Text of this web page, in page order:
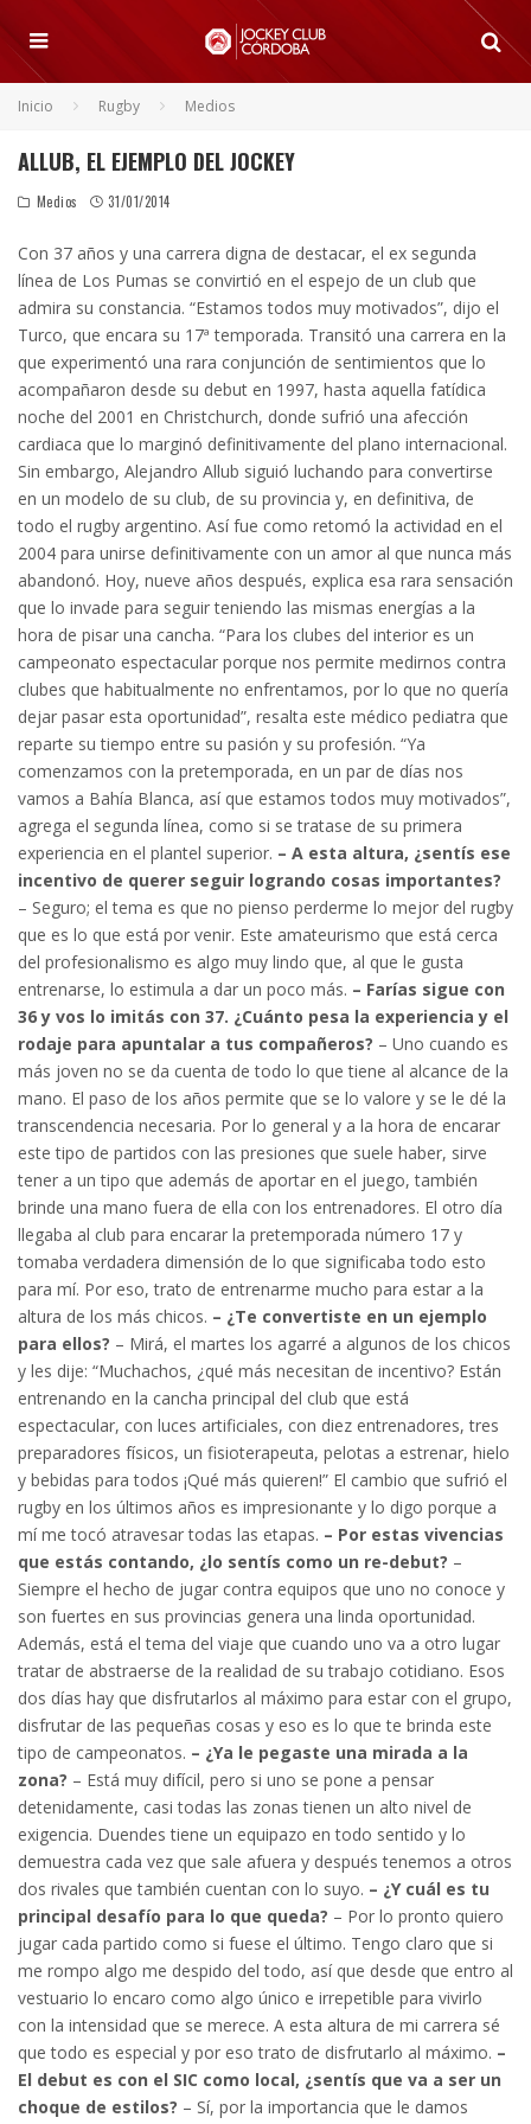
Inicio Rugby Medios
ALLUB, EL EJEMPLO DEL JOCKEY
Medios 31/01/2014
Con 37 años y una carrera digna de destacar, el ex segunda
línea de Los Pumas se convirtió en el espejo de un club que
admira su constancia. “Estamos todos muy motivados”, dijo el
Turco, que encara su 17ª temporada. Transitó una carrera en la
que experimentó una rara conjunción de sentimientos que lo
acompañaron desde su debut en 1997, hasta aquella fatídica
noche del 2001 en Christchurch, donde sufrió una afección
cardiaca que lo marginó definitivamente del plano internacional.
Sin embargo, Alejandro Allub siguió luchando para convertirse
en un modelo de su club, de su provincia y, en definitiva, de
todo el rugby argentino. Así fue como retomó la actividad en el
2004 para unirse definitivamente con un amor al que nunca más
abandonó. Hoy, nueve años después, explica esa rara sensación
que lo invade para seguir teniendo las mismas energías a la
hora de pisar una cancha. “Para los clubes del interior es un
campeonato espectacular porque nos permite medirnos contra
clubes que habitualmente no enfrentamos, por lo que no quería
dejar pasar esta oportunidad”, resalta este médico pediatra que
reparte su tiempo entre su pasión y su profesión. “Ya
comenzamos con la pretemporada, en un par de días nos
vamos a Bahía Blanca, así que estamos todos muy motivados”,
agrega el segunda línea, como si se tratase de su primera
experiencia en el plantel superior. – A esta altura, ¿sentís ese
incentivo de querer seguir logrando cosas importantes?
– Seguro; el tema es que no pienso perderme lo mejor del rugby
que es lo que está por venir. Este amateurismo que está cerca
del profesionalismo es algo muy lindo que, al que le gusta
entrenarse, lo estimula a dar un poco más. – Farías sigue con
36 y vos lo imitás con 37. ¿Cuánto pesa la experiencia y el
rodaje para apuntalar a tus compañeros? – Uno cuando es
más joven no se da cuenta de todo lo que tiene al alcance de la
mano. El paso de los años permite que se lo valore y se le dé la
transcendencia necesaria. Por lo general y a la hora de encarar
este tipo de partidos con las presiones que suele haber, sirve
tener a un tipo que además de aportar en el juego, también
brinde una mano fuera de ella con los entrenadores. El otro día
llegaba al club para encarar la pretemporada número 17 y
tomaba verdadera dimensión de lo que significaba todo esto
para mí. Por eso, trato de entrenarme mucho para estar a la
altura de los más chicos. – ¿Te convertiste en un ejemplo
para ellos? – Mirá, el martes los agarré a algunos de los chicos
y les dije: “Muchachos, ¿qué más necesitan de incentivo? Están
entrenando en la cancha principal del club que está
espectacular, con luces artificiales, con diez entrenadores, tres
preparadores físicos, un fisioterapeuta, pelotas a estrenar, hielo
y bebidas para todos ¡Qué más quieren!” El cambio que sufrió el
rugby en los últimos años es impresionante y lo digo porque a
mí me tocó atravesar todas las etapas. – Por estas vivencias
que estás contando, ¿lo sentís como un re-debut? –
Siempre el hecho de jugar contra equipos que uno no conoce y
son fuertes en sus provincias genera una linda oportunidad.
Además, está el tema del viaje que cuando uno va a otro lugar
tratar de abstraerse de la realidad de su trabajo cotidiano. Esos
dos días hay que disfrutarlos al máximo para estar con el grupo,
disfrutar de las pequeñas cosas y eso es lo que te brinda este
tipo de campeonatos. – ¿Ya le pegaste una mirada a la
zona? – Está muy difícil, pero si uno se pone a pensar
detenidamente, casi todas las zonas tienen un alto nivel de
exigencia. Duendes tiene un equipazo en todo sentido y lo
demuestra cada vez que sale afuera y después tenemos a otros
dos rivales que también cuentan con lo suyo. – ¿Y cuál es tu
principal desafío para lo que queda? – Por lo pronto quiero
jugar cada partido como si fuese el último. Tengo claro que si
me rompo algo me despido del todo, así que desde que entro al
vestuario lo encaro como algo único e irrepetible para vivirlo
con la intensidad que se merece. A esta altura de mi carrera sé
que todo es especial y por eso trato de disfrutarlo al máximo. –
El debut es con el SIC como local, ¿sentís que va a ser un
choque de estilos? – Sí, por la importancia que le damos